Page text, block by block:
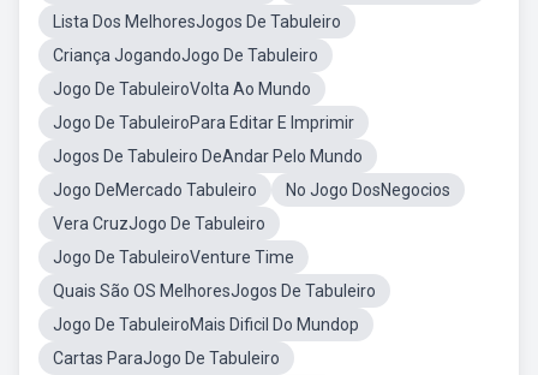
Lista Dos MelhoresJogos De Tabuleiro
Criança JogandoJogo De Tabuleiro
Jogo De TabuleiroVolta Ao Mundo
Jogo De TabuleiroPara Editar E Imprimir
Jogos De Tabuleiro DeAndar Pelo Mundo
Jogo DeMercado Tabuleiro
No Jogo DosNegocios
Vera CruzJogo De Tabuleiro
Jogo De TabuleiroVenture Time
Quais São OS MelhoresJogos De Tabuleiro
Jogo De TabuleiroMais Dificil Do Mundop
Cartas ParaJogo De Tabuleiro